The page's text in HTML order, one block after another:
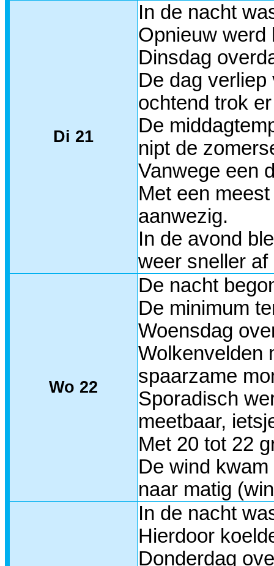
Di 21
In de nacht
Opnieuw werd
Dinsdag
De dag
ochtend trok
De
nipt de
Vanwege een
Met een
aanwezig.
In de avond
weer sneller
Wo 22
De nacht
De minimum
Woensdag
Wolkenvelden
spaarzame
Sporadisch
meetbaar,
Met 20 tot 22
De wind
naar matig
In de nacht
Hierdoor
Donderdag